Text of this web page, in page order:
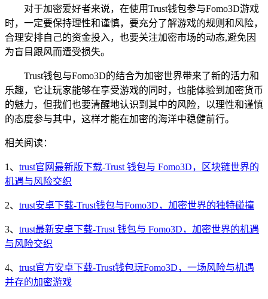
对于加密爱好者来说，在使用Trust钱包参与Fomo3D游戏
时，一定要保持理性和谨慎，要充分了解游戏的规则和风险，
合理安排自己的资金投入，也要关注加密市场的动态,避免因
为盲目跟风而遭受损失。
Trust钱包与Fomo3D的结合为加密世界带来了新的活力和
乐趣，它让玩家能够在享受游戏的同时，也能体验到加密货币
的魅力，但我们也要清醒地认识到其中的风险，以理性和谨慎
的态度参与其中，这样才能在加密的海洋中稳健前行。
相关阅读：
1、 trust官网最新版下载-Trust 钱包与 Fomo3D，区块链世界的
机遇与风险交织
2、 trust安卓下载-Trust钱包与Fomo3D，加密世界的独特碰撞
3、 trust最新安卓下载-Trust 钱包与 Fomo3D，加密世界的机遇
与风险交织
4、 trust官方安卓下载-Trust钱包玩Fomo3D，一场风险与机遇
并存的加密游戏